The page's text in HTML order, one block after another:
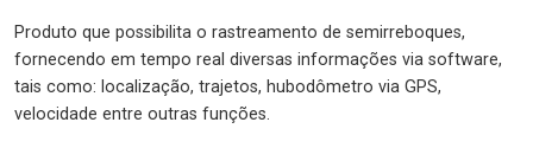
Produto que possibilita o rastreamento de semirreboques,
fornecendo em tempo real diversas informações via software,
tais como: localização, trajetos, hubodômetro via GPS,
velocidade entre outras funções.